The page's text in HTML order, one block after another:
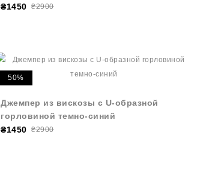
₴1450
₴2900
50%
Джемпер из вискозы с U-образной
горловиной темно-синий
₴1450
₴2900